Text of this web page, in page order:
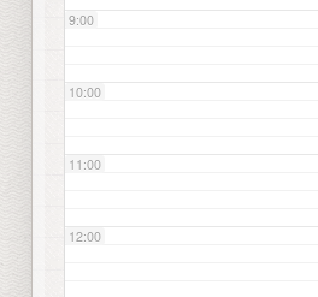
9:00
10:00
11:00
12:00